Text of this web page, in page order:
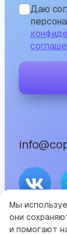
Даю
Мы
они
и помогают